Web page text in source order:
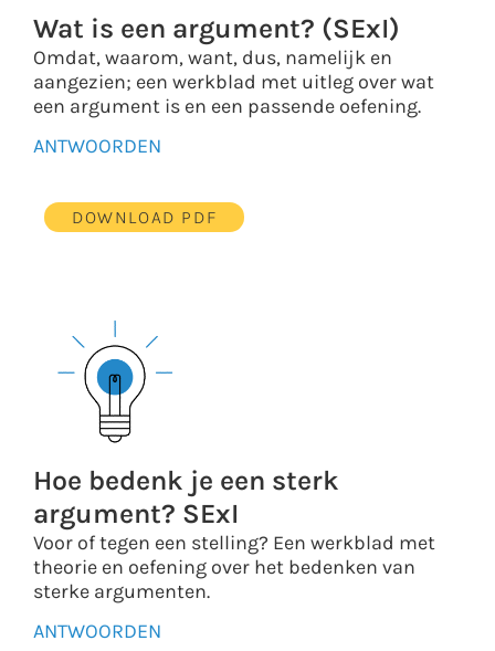
Wat is een argument? (SExI)
Omdat, waarom, want, dus, namelijk en
aangezien; een werkblad met uitleg over wat
een argument is en een passende oefening.
ANTWOORDEN
DOWNLOAD PDF
Hoe bedenk je een sterk
argument? SExI
Voor of tegen een stelling? Een werkblad met
theorie en oefening over het bedenken van
sterke argumenten.
ANTWOORDEN